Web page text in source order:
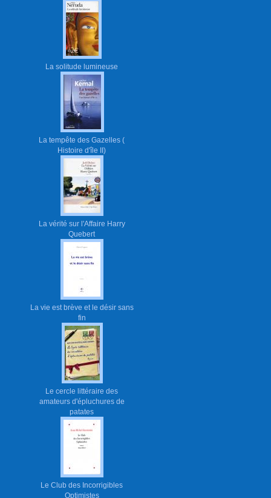
La solitude lumineuse
La tempête des Gazelles (
Histoire d'île II)
La vérité sur l'Affaire Harry
Quebert
La vie est brève et le désir sans
fin
Le cercle littéraire des
amateurs d'épluchures de
patates
Le Club des Incorrigibles
Optimistes